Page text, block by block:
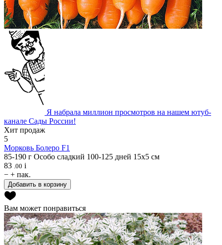
Я набрала миллион просмотров на нашем ютуб-
канале Сады России!
Хит продаж
5
Морковь Болеро F1
85-190 г Особо сладкий 100-125 дней 15х5 см
83 .00 i
− + пак.
Добавить в корзину
Вам может понравиться